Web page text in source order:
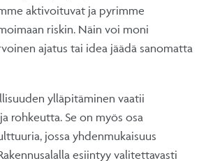
aktivoituvat ja pyrimme
riskin. Näin voi moni
ajatus tai idea jäädä sanomatta
ylläpitäminen vaatii
rohkeutta. Se on myös osa
jossa yhdenmukaisuus
esiintyy valitettavasti